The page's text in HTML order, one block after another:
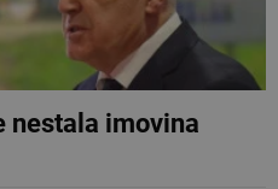
nestala imovina